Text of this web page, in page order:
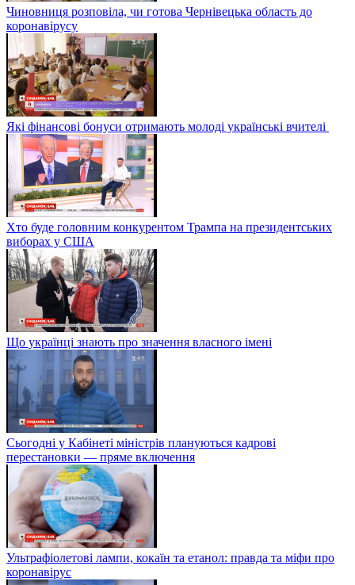
Чиновниця розповіла, чи готова Чернівецька область до
коронавірусу
Які фінансові бонуси отримають молоді українські вчителі
Хто буде головним конкурентом Трампа на президентських
виборах у США
Що українці знають про значення власного імені
Сьогодні у Кабінеті міністрів плануються кадрові
перестановки — пряме включення
Ультрафіолетові лампи, кокаїн та етанол: правда та міфи про
коронавірус